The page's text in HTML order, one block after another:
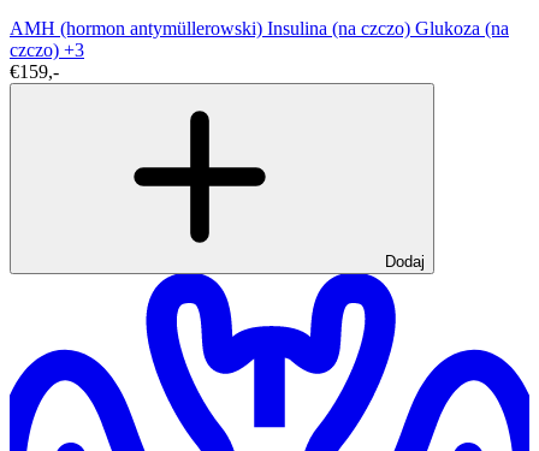
AMH (hormon antymüllerowski) Insulina (na czczo) Glukoza (na
czczo) +3
€159,-
Dodaj